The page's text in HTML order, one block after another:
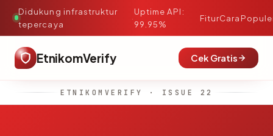
Didukung infrastruktur
tepercaya
·
Uptime API:
99.95%
FiturCara
EtnikomVerify Cek Gratis
ETNIKOMVERIFY · ISSUE 22